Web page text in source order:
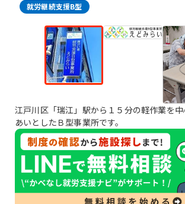
就労継続支援B型
江戸川区「瑞江」駅から１５分の軽作業を
あいとしたＢ型事業所です。